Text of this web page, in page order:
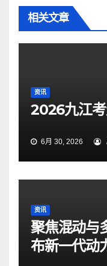
相关文章
资讯
2026九江
6月 30, 2026
资讯
聚焦混动与
布新一代动